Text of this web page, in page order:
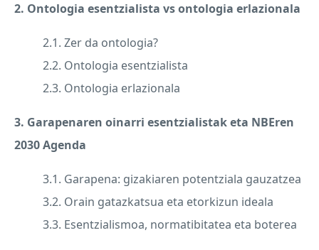
2. Ontologia esentzialista vs ontologia erlazionala
2.1. Zer da ontologia?
2.2. Ontologia esentzialista
2.3. Ontologia erlazionala
3. Garapenaren oinarri esentzialistak eta NBEren
2030 Agenda
3.1. Garapena: gizakiaren potentziala gauzatzea
3.2. Orain gatazkatsua eta etorkizun ideala
3.3. Esentzialismoa, normatibitatea eta boterea